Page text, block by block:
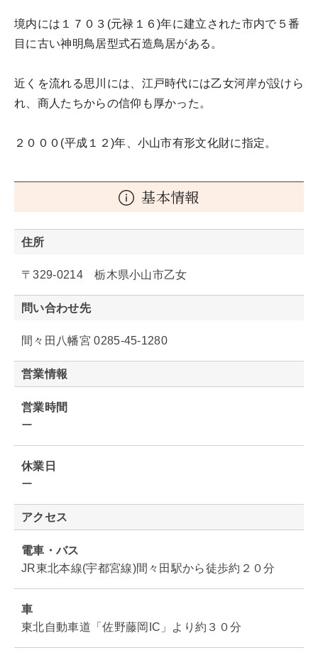
境内には１７０３(元禄１６)年に建立された市内で５番
目に古い神明鳥居型式石造鳥居がある。
近くを流れる思川には、江戸時代には乙女河岸が設けら
れ、商人たちからの信仰も厚かった。
２０００(平成１２)年、小山市有形文化財に指定。
基本情報
住所
〒329-0214 栃木県小山市乙女
問い合わせ先
間々田八幡宮 0285-45-1280
営業情報
営業時間
ー
休業日
ー
アクセス
電車・バス
JR東北本線(宇都宮線)間々田駅から徒歩約２０分
車
東北自動車道「佐野藤岡IC」より約３０分